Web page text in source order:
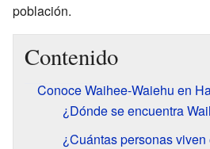
población.
Contenido
Conoce Waihee-Waiehu en
¿Dónde se encuentra
¿Cuántas personas